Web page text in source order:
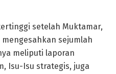
setelah Muktamar,
sejumlah
meliputi laporan
Isu-Isu strategis, juga